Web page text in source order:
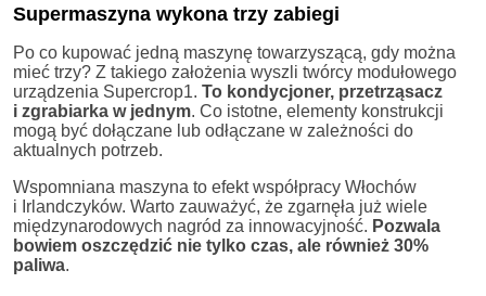
Supermaszyna wykona trzy zabiegi
Po co kupować jedną maszynę towarzyszącą, gdy można
mieć trzy? Z takiego założenia wyszli twórcy modułowego
urządzenia Supercrop1. To kondycjoner, przetrząsacz
i zgrabiarka w jednym. Co istotne, elementy konstrukcji
mogą być dołączane lub odłączane w zależności do
aktualnych potrzeb.
Wspomniana maszyna to efekt współpracy Włochów
i Irlandczyków. Warto zauważyć, że zgarnęła już wiele
międzynarodowych nagród za innowacyjność. Pozwala
bowiem oszczędzić nie tylko czas, ale również 30%
paliwa.